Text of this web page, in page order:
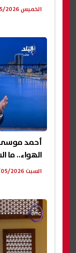
الخميس 14/05/2026 10:04 م
أحمد موسى
الهواء.. ما
السبت 09/05/2026 09:36 م